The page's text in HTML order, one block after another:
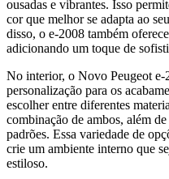
ousadas e vibrantes. Isso
cor que melhor se adapta ao
disso, o e-2008 também
adicionando um toque de
No interior, o Novo Peugeot e-
personalização para os
escolher entre diferentes
combinação de ambos, além
padrões. Essa variedade de
crie um ambiente interno que
estiloso.